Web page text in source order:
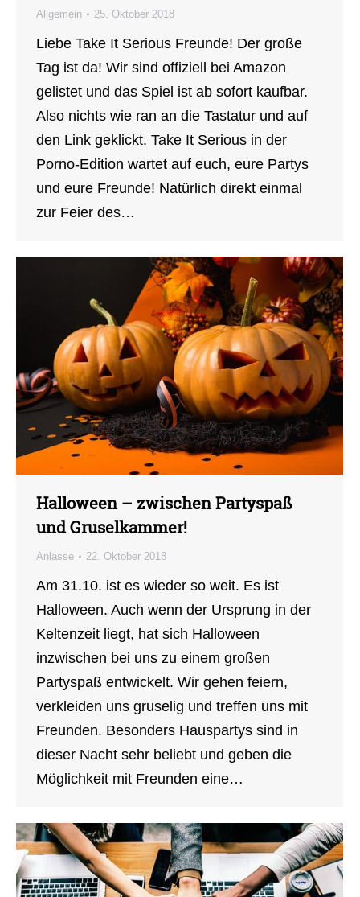
Allgemein 25. Oktober 2018
Liebe Take It Serious Freunde! Der große
Tag ist da! Wir sind offiziell bei Amazon
gelistet und das Spiel ist ab sofort kaufbar.
Also nichts wie ran an die Tastatur und auf
den Link geklickt. Take It Serious in der
Porno-Edition wartet auf euch, eure Partys
und eure Freunde! Natürlich direkt einmal
zur Feier des…
Halloween – zwischen Partyspaß
und Gruselkammer!
Anlässe 22. Oktober 2018
Am 31.10. ist es wieder so weit. Es ist
Halloween. Auch wenn der Ursprung in der
Keltenzeit liegt, hat sich Halloween
inzwischen bei uns zu einem großen
Partyspaß entwickelt. Wir gehen feiern,
verkleiden uns gruselig und treffen uns mit
Freunden. Besonders Hauspartys sind in
dieser Nacht sehr beliebt und geben die
Möglichkeit mit Freunden eine…